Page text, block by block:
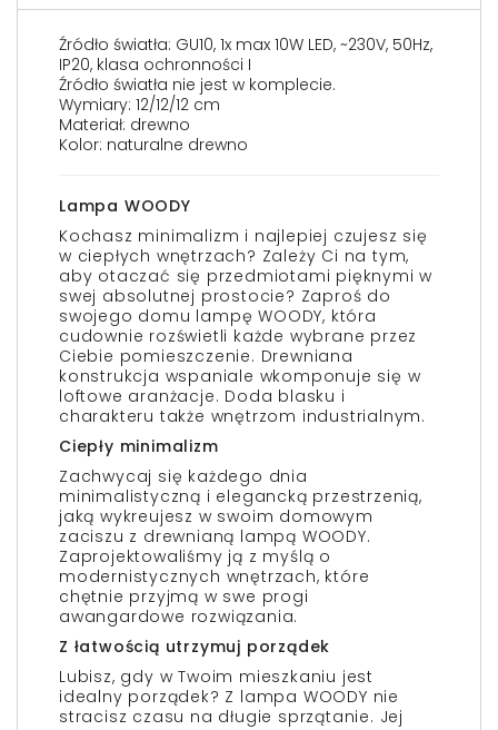
Źródło światła: GU10, 1x max 10W LED, ~230V, 50Hz,
IP20, klasa ochronności I
Źródło światła nie jest w komplecie.
Wymiary: 12/12/12 cm
Materiał: drewno
Kolor: naturalne drewno
Lampa WOODY
Kochasz minimalizm i najlepiej czujesz się
w ciepłych wnętrzach? Zależy Ci na tym,
aby otaczać się przedmiotami pięknymi w
swej absolutnej prostocie? Zaproś do
swojego domu lampę WOODY, która
cudownie rozświetli każde wybrane przez
Ciebie pomieszczenie. Drewniana
konstrukcja wspaniale wkomponuje się w
loftowe aranżacje. Doda blasku i
charakteru także wnętrzom industrialnym.
Ciepły minimalizm
Zachwycaj się każdego dnia
minimalistyczną i elegancką przestrzenią,
jaką wykreujesz w swoim domowym
zaciszu z drewnianą lampą WOODY.
Zaprojektowaliśmy ją z myślą o
modernistycznych wnętrzach, które
chętnie przyjmą w swe progi
awangardowe rozwiązania.
Z łatwością utrzymuj porządek
Lubisz, gdy w Twoim mieszkaniu jest
idealny porządek? Z lampa WOODY nie
stracisz czasu na długie sprzątanie. Jej